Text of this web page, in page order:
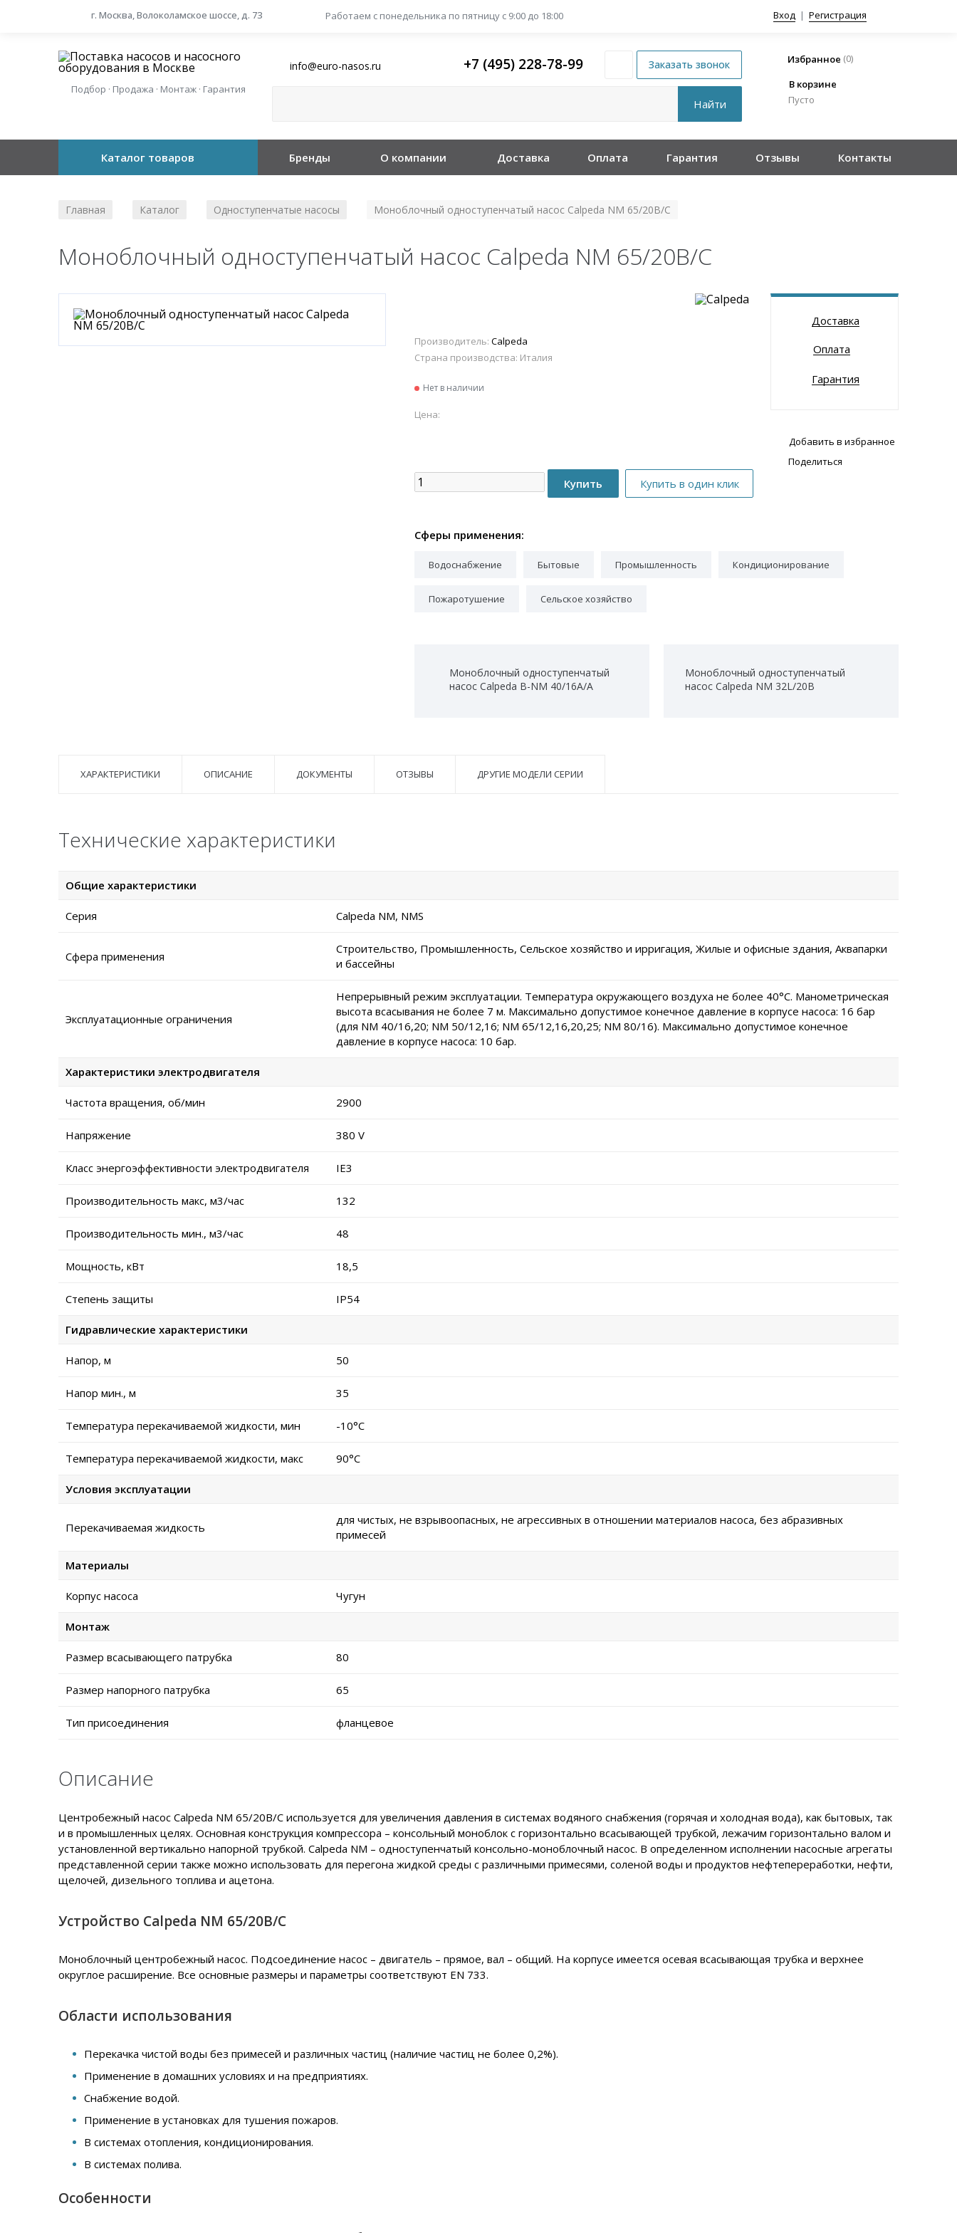
г. Москва, Волоколамское шоссе, д. 73 Работаем с понедельника по пятницу с 9:00 до 18:00 Вход | Регистрация
Подбор · Продажа · Монтаж · Гарантия
info@euro-nasos.ru +7 (495) 228-78-99 Избранное (0)
В корзине
Пусто
Каталог товаров Бренды О компании Доставка Оплата Гарантия Отзывы Контакты
Главная Каталог Одноступенчатые насосы Моноблочный одноступенчатый насос Calpeda NM 65/20B/C
Моноблочный одноступенчатый насос Calpeda NM 65/20B/C
Производитель: Calpeda
Страна производства: Италия
Нет в наличии
Цена:
Доставка
Оплата
Гарантия
Добавить в избранное
Поделиться
Сферы применения:
Водоснабжение Бытовые Промышленность Кондиционирование
Пожаротушение Сельское хозяйство
Моноблочный одноступенчатый
насос Calpeda B-NM 40/16A/A
Моноблочный одноступенчатый
насос Calpeda NM 32L/20B
ХАРАКТЕРИСТИКИ ОПИСАНИЕ ДОКУМЕНТЫ ОТЗЫВЫ ДРУГИЕ МОДЕЛИ СЕРИИ
Технические характеристики
Общие характеристики
Серия Calpeda NM, NMS
Сфера применения
Строительство, Промышленность, Сельское хозяйство и ирригация, Жилые и офисные здания, Аквапарки
и бассейны
Эксплуатационные ограничения
Непрерывный режим эксплуатации. Температура окружающего воздуха не более 40°C. Манометрическая
высота всасывания не более 7 м. Максимально допустимое конечное давление в корпусе насоса: 16 бар
(для NM 40/16,20; NM 50/12,16; NM 65/12,16,20,25; NM 80/16). Максимально допустимое конечное
давление в корпусе насоса: 10 бар.
Характеристики электродвигателя
Частота вращения, об/мин 2900
Напряжение 380 V
Класс энергоэффективности электродвигателя IE3
Производительность макс, м3/час 132
Производительность мин., м3/час 48
Мощность, кВт 18,5
Степень защиты IP54
Гидравлические характеристики
Напор, м 50
Напор мин., м 35
Температура перекачиваемой жидкости, мин -10°C
Температура перекачиваемой жидкости, макс 90°C
Условия эксплуатации
Перекачиваемая жидкость
для чистых, не взрывоопасных, не агрессивных в отношении материалов насоса, без абразивных
примесей
Материалы
Корпус насоса Чугун
Монтаж
Размер всасывающего патрубка 80
Размер напорного патрубка 65
Тип присоединения фланцевое
Описание
Центробежный насос Calpeda NM 65/20B/C используется для увеличения давления в системах водяного снабжения (горячая и холодная вода), как бытовых, так
и в промышленных целях. Основная конструкция компрессора – консольный моноблок с горизонтально всасывающей трубкой, лежачим горизонтально валом и
установленной вертикально напорной трубкой. Calpeda NM – одноступенчатый консольно-моноблочный насос. В определенном исполнении насосные агрегаты
представленной серии также можно использовать для перегона жидкой среды с различными примесями, соленой воды и продуктов нефтепереработки, нефти,
щелочей, дизельного топлива и ацетона.
Устройство Calpeda NM 65/20B/C
Моноблочный центробежный насос. Подсоединение насос – двигатель – прямое, вал – общий. На корпусе имеется осевая всасывающая трубка и верхнее
округлое расширение. Все основные размеры и параметры соответствуют EN 733.
Области использования
Перекачка чистой воды без примесей и различных частиц (наличие частиц не более 0,2%).
Применение в домашних условиях и на предприятиях.
Снабжение водой.
Применение в установках для тушения пожаров.
В системах отопления, кондиционирования.
В системах полива.
Особенности